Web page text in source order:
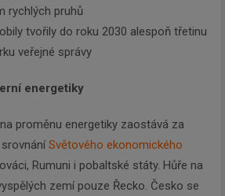
rychlých pruhů
tvořily do roku 2030 alespoň třetinu
veřejné správy
energetiky
proměnu energetiky zaostává za
Světového ekonomického
Rumuni i pobaltské státy. Hůře na
zemí pouze Řecko. Česko se